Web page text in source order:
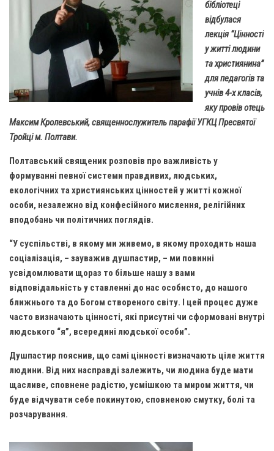
Архистратига Михаїла (м. Люботин)
Покрови Пресвятої Богородиці (с. Вільча)
Преображенська парафія (м. Лозова)
Парафія Благовіщення Пресвятої Богородиці (смт
Золочів)
Парафія Різдва Пресвятої Богородиці м. Берестин
Парохії Полтавської області
Пресвятої Трійці (м. Полтава)
Всіх Святих українського народу (м. Полтава)
Свято-Юріївська парафія (м. Полтава)
Архистратига Михаїла (с. Пригарівка)
Введення у храм Пресвятої Богородиці (с. Дашківка)
Вознесіння ГНІХ (с. Витівка)
Вознесіння Господнього (м. Кобеляки)
Пророка Іллі (смт. Білики)
Різдва Пресвятої Богородиці (с. Вільховатка)
Св. Апостола Андрія Первозванного (с. Засулля)
Св. Миколая (с. Деменки)
Успіння Пресвятої Богородиці (м. Кременчук)
Успіння Пресвятої Богородиці (м. Лубни)
Газета Християнський голос
Надруковані числа
Молитви
Рух pro-life
бібліотеці
відбулася
лекція “Цінності
у житті людини
та християнина”
для педагогів та
учнів 4-х класів,
яку провів отець
Максим Кролевський, священнослужитель парафії УГКЦ Пресвятої
Тройці м. Полтави.
Полтавський священик розповів про важливість у
формуванні певної системи правдивих, людських,
екологічних та християнських цінностей у житті кожної
особи, незалежно від конфесійного мислення, релігійних
вподобань чи політичних поглядів.
“У суспільстві, в якому ми живемо, в якому проходить наша
соціалізація, – зауважив душпастир, – ми повинні
усвідомлювати щораз то більше нашу з вами
відповідальність у ставленні до нас особисто, до нашого
ближнього та до Богом створеного світу. І цей процес дуже
часто визначають цінності, які присутні чи сформовані внутрі
людського “я”, всередині людської особи”.
Душпастир пояснив, що самі цінності визначають ціле життя
людини. Від них насправді залежить, чи людина буде мати
щасливе, сповнене радістю, усмішкою та миром життя, чи
буде відчувати себе покинутою, сповненою смутку, болі та
розчарування.